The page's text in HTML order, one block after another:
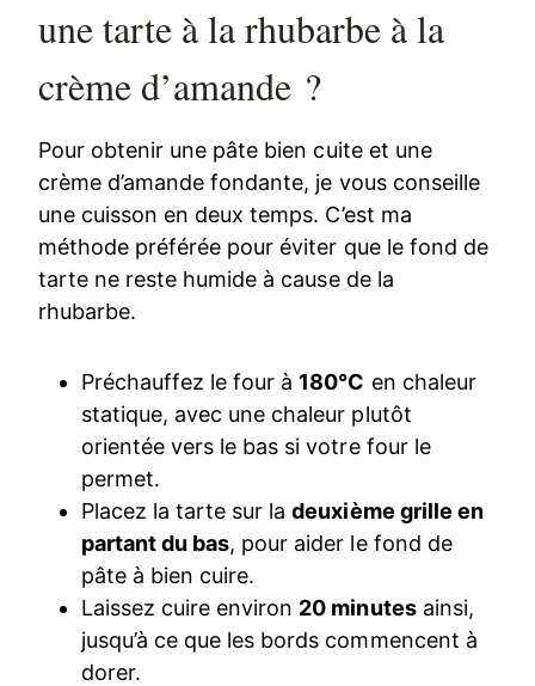
une tarte à la rhubarbe à la
crème d’amande ?
Pour obtenir une pâte bien cuite et une
crème d’amande fondante, je vous conseille
une cuisson en deux temps. C’est ma
méthode préférée pour éviter que le fond de
tarte ne reste humide à cause de la
rhubarbe.
Préchauffez le four à 180°C en chaleur
statique, avec une chaleur plutôt
orientée vers le bas si votre four le
permet.
Placez la tarte sur ladeuxième grille en
partant du bas, pour aider le fond de
pâte à bien cuire.
Laissez cuire environ 20 minutesainsi,
jusqu’à ce que les bords commencent à
dorer.